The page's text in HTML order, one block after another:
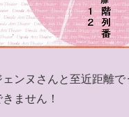
ンヌさんと至近距離
ません！